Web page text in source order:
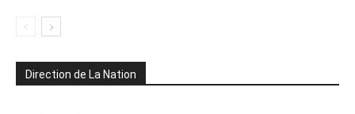
Direction de La Nation